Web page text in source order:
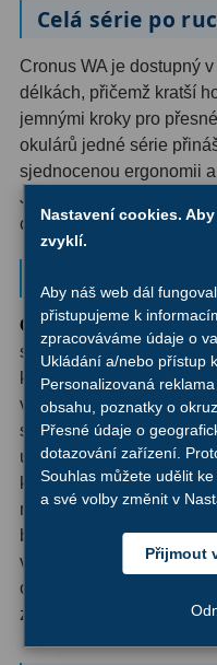
Filtry Clip5
Filtry CCD Hα, OIII 7
Filtrová kola a rámy16
Rovnače a reduktory
Zaostřovací masky27
ADC, Tilting14
Rotátory 34
Komponenty 78
Okulárové výtahy44
Sekundární zrcadla6
Celá série po
Cronus WA je dostupný
délkách, přičemž kratší
jemnými kroky pro
okulárů jedné série
sjednocenou ergonomii
Jakmile si na Cronus
co od každého členu
Omegon je značka
spolehlivou a přitom
kompromisů v klíčových
vznikla s jasným
středně pokročilým
ukáží, co jejich
konstrukce, pečlivě
na pohodlné pozorování
bere astronomii vážně.
vzdáleností a
okulárů systematicky,
zkušenosti a ambice.
Nastavení cookies.
zvyklí.
Aby náš web dál
přistupujeme k
zpracováváme údaje o
Ukládání a/nebo přístup
Personalizovaná
obsahu, poznatky o
Přesné údaje o
dotazování zařízení.
Souhlas můžete udělit
a své volby změnit v
Přijmout